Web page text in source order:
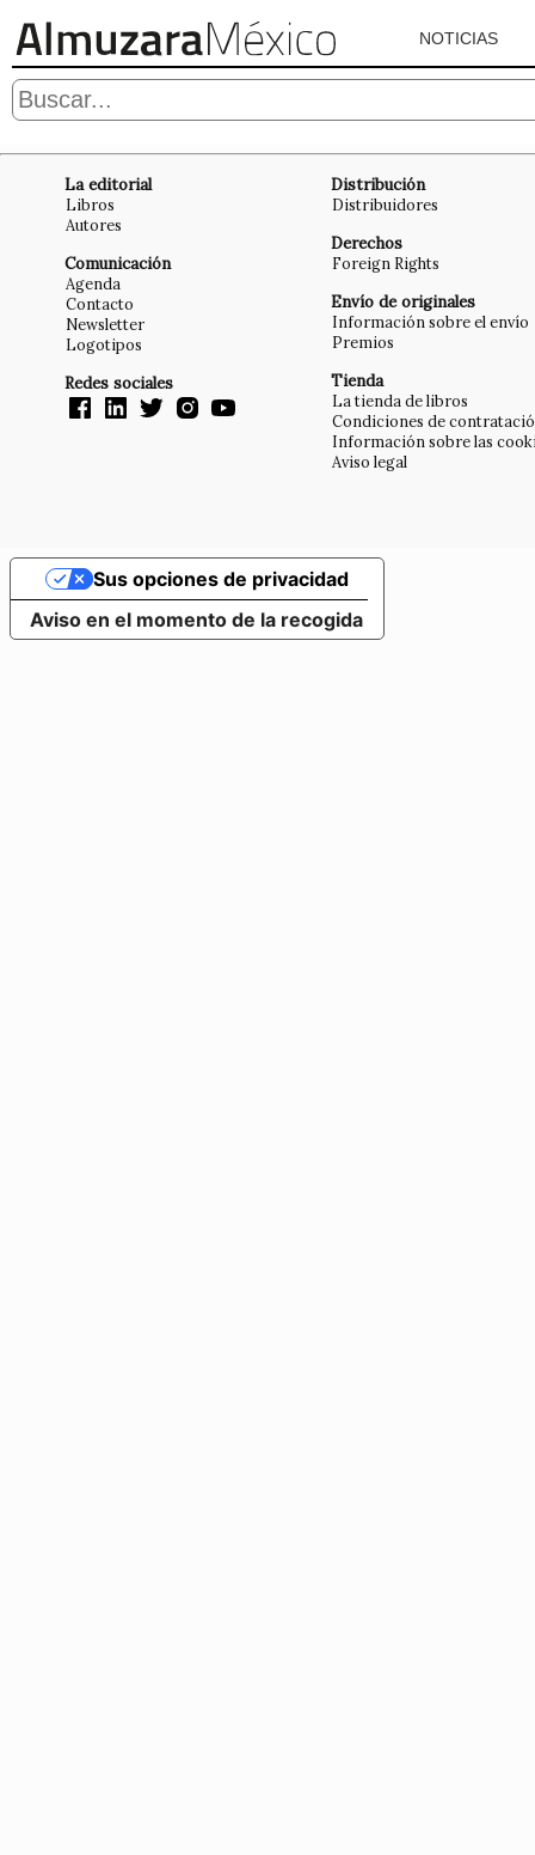
NOTICIAS
La editorial
Libros
Autores
Comunicación
Agenda
Contacto
Newsletter
Logotipos
Redes sociales
Distribución
Distribuidores
Derechos
Foreign Rights
Envío de originales
Información sobre el envío
Premios
Tienda
La tienda de libros
Condiciones de
Información sobre las
Aviso legal
Aviso en el momento de la recogida
Sus opciones de privacidad